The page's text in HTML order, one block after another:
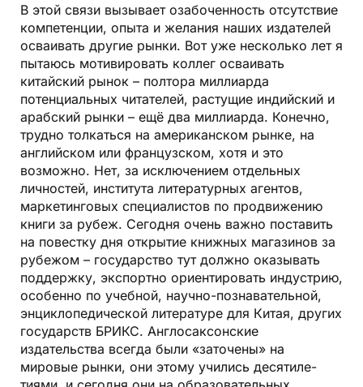
В этой связи вызывает озабоченность отсутствие
компетенции, опыта и желания наших издателей
осваивать другие рынки. Вот уже несколько лет я
пытаюсь мотивировать коллег осваивать
китайский рынок – полтора миллиарда
потенциальных читателей, растущие индийский и
арабский рынки – ещё два миллиарда. Конечно,
трудно толкаться на американском рынке, на
английском или французском, хотя и это
возможно. Нет, за исключением отдельных
личностей, института литературных агентов,
маркетинговых специалистов по продвижению
книги за рубеж. Сегодня очень важно поставить
на повестку дня открытие книжных магазинов за
рубежом – государство тут должно оказывать
поддержку, экспортно ориентировать индустрию,
особенно по учебной, научно-познавательной,
энциклопедической литературе для Китая, других
государств БРИКС. Англосаксонские
издательства всегда были «заточены» на
мировые рынки, они этому учились десятиле-